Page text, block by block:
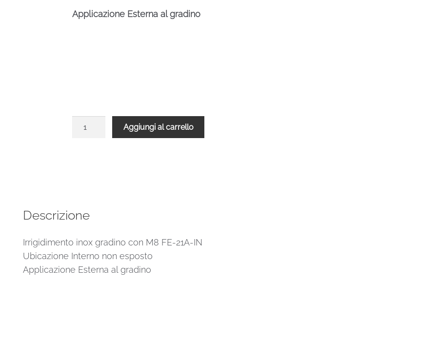
34,20€.
Applicazione Esterna al gradino
quantità
Aggiungi al carrello
Descrizione
Irrigidimento inox gradino con M8 FE-21A-IN
Ubicazione Interno non esposto
Applicazione Esterna al gradino